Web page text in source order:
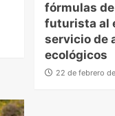
fórmulas
futurista al
servicio de
ecológicos
22 de febrero